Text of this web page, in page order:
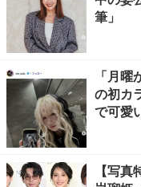
筆」
「月
の初カ
で可愛
【写